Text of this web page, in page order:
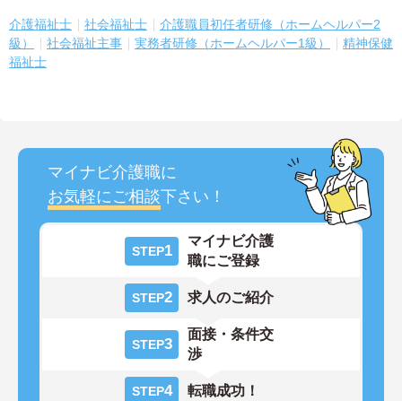
介護福祉士 社会福祉士
介護職員初任者研修（ホームヘルパー2
級）
社会福祉主事 実務者研修（ホームヘルパー1級）
精神保健
福祉士
マイナビ介護職に
お気軽にご相談下さい！
STEP1
マイナビ介護
職にご登録
STEP2 求人のご紹介
STEP3
面接・条件交
渉
STEP4 転職成功！